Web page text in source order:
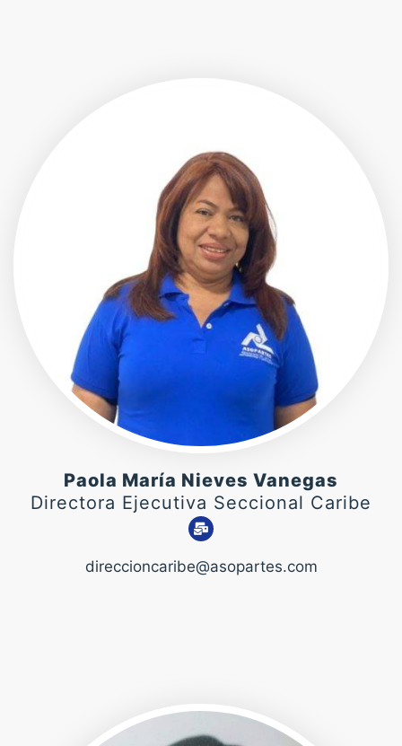
Paola María Nieves Vanegas
Directora Ejecutiva Seccional Caribe
direccioncaribe@asopartes.com